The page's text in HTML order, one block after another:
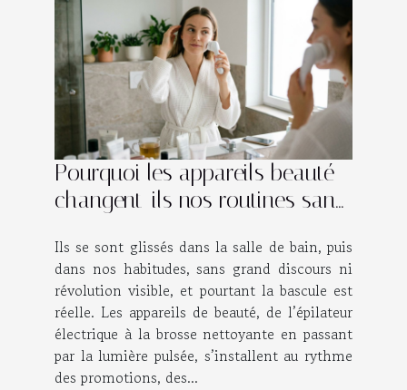
Pourquoi les appareils beauté
changent-ils nos routines sans
Ils se sont glissés dans la salle de bain, puis
dans nos habitudes, sans grand discours ni
révolution visible, et pourtant la bascule est
réelle. Les appareils de beauté, de l’épilateur
électrique à la brosse nettoyante en passant
par la lumière pulsée, s’installent au rythme
des promotions, des...